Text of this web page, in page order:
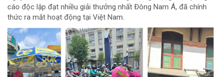
cáo độc lập đạt nhiều giải thưởng nhất Đông Nam Á, đã chính
thức ra mắt hoạt động tại Việt Nam.